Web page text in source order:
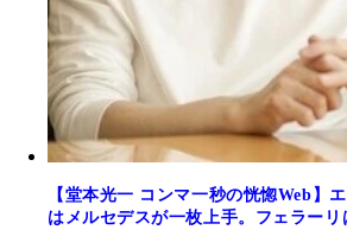
【堂本光一 コンマ一秒の恍惚Web】
はメルセデスが一枚上手。フェラー